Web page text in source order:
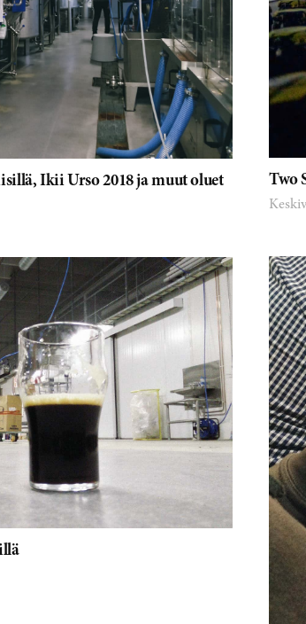
Ikii Urso 2018 ja muut oluet Two